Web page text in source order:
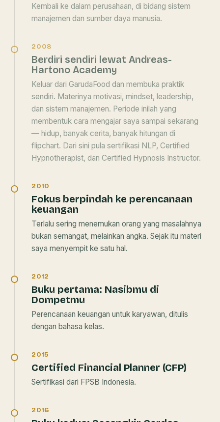
Kembali ke dalam perusahaan, di bidang sistem
manajemen dan sumber daya manusia.
2008
Berdiri sendiri lewat Andreas-
Hartono Academy
Keluar dari GarudaFood dan membuka praktik
sendiri. Materinya motivasi, mindset, leadership,
dan sistem manajemen. Periode inilah yang
membentuk cara mengajar saya sampai sekarang
— hidup, banyak cerita, banyak hitungan di
flipchart. Dari sini pula sertifikasi NLP, Certified
Hypnotherapist, dan Certified Hypnosis Instructor.
2010
Fokus berpindah ke perencanaan
keuangan
Terlalu sering menemukan orang yang masalahnya
bukan semangat, melainkan angka. Sejak itu materi
saya menyempit ke satu hal.
2012
Buku pertama: Nasibmu di
Dompetmu
Perencanaan keuangan untuk karyawan, ditulis
dengan bahasa kelas.
2015
Certified Financial Planner (CFP)
Sertifikasi dari FPSB Indonesia.
2016